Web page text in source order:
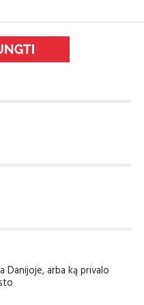
Danijoje, arba ką privalo